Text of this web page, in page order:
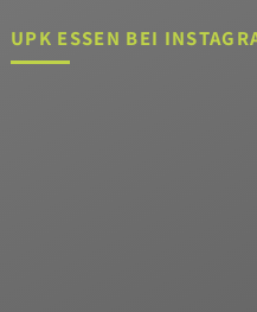
UPK ESSEN BEI